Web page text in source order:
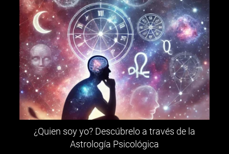
¿Quien soy yo? Descúbrelo a través de la
Astrología Psicológica